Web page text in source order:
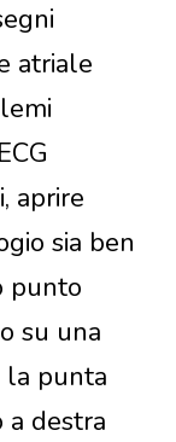
atriale
aprire
sia ben
punto
su una
la punta
destra